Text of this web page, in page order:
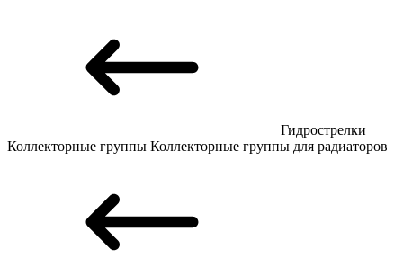
Гидрострелки
Коллекторные группы Коллекторные группы для радиаторов